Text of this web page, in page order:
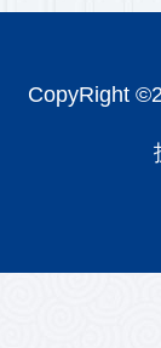
CopyRight